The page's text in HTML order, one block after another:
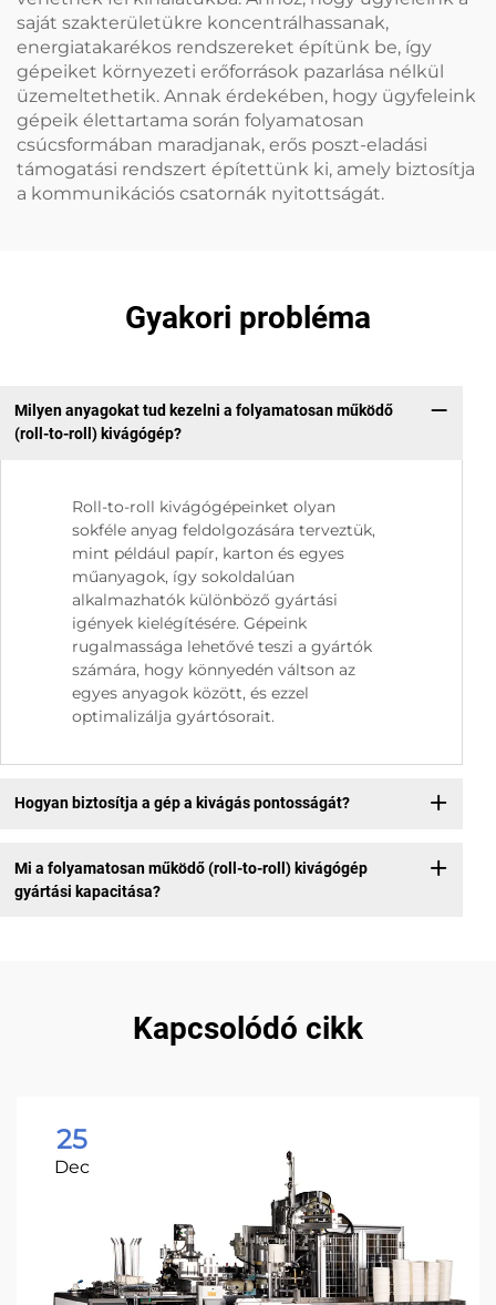
saját szakterületükre koncentrálhassanak,
energiatakarékos rendszereket építünk be, így
gépeiket környezeti erőforrások pazarlása nélkül
üzemeltethetik. Annak érdekében, hogy ügyfeleink
gépeik élettartama során folyamatosan
csúcsformában maradjanak, erős poszt-eladási
támogatási rendszert építettünk ki, amely biztosítja
a kommunikációs csatornák nyitottságát.
Gyakori probléma
Milyen anyagokat tud kezelni a folyamatosan működő
(roll-to-roll) kivágógép?
Roll-to-roll kivágógépeinket olyan
sokféle anyag feldolgozására terveztük,
mint például papír, karton és egyes
műanyagok, így sokoldalúan
alkalmazhatók különböző gyártási
igények kielégítésére. Gépeink
rugalmassága lehetővé teszi a gyártók
számára, hogy könnyedén váltson az
egyes anyagok között, és ezzel
optimalizálja gyártósorait.
Hogyan biztosítja a gép a kivágás pontosságát?
Mi a folyamatosan működő (roll-to-roll) kivágógép
gyártási kapacitása?
Kapcsolódó cikk
25
Dec